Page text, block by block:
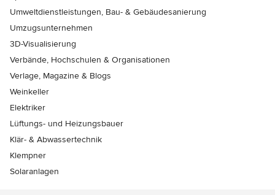
Umweltdienstleistungen, Bau- & Gebäudesanierung
Umzugsunternehmen
3D-Visualisierung
Verbände, Hochschulen & Organisationen
Verlage, Magazine & Blogs
Weinkeller
Elektriker
Lüftungs- und Heizungsbauer
Klär- & Abwassertechnik
Klempner
Solaranlagen